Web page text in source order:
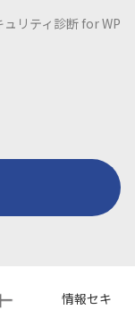
ュリティ診断 for WP
情報セキ